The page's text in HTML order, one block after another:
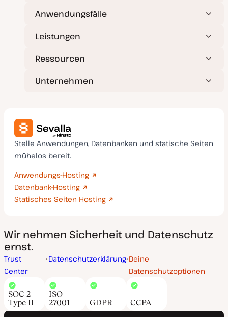
i
t
Anwendungsfälle
Leistungen
Ressourcen
Unternehmen
Stelle Anwendungen, Datenbanken und statische Seiten
mühelos bereit.
Anwendungs-Hosting
Datenbank-Hosting
Statisches Seiten Hosting
Wir nehmen Sicherheit und Datenschutz
ernst.
Trust
Center
Datenschutzerklärung Deine
Datenschutzoptionen
SOC 2
Type II
ISO
27001
GDPR CCPA